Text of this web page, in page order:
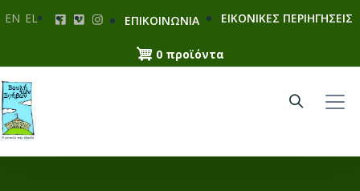
κυρίως
περιεχόμενο
EN EL ΕΠΙΚΟΙΝΩΝΙΑ ΕΙΚΟΝΙΚΕΣ ΠΕΡΙΗΓΗΣΕΙΣ
0 προϊόντα